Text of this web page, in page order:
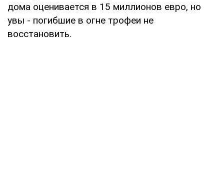
дома оценивается в 15 миллионов евро, но
увы - погибшие в огне трофеи не
восстановить.